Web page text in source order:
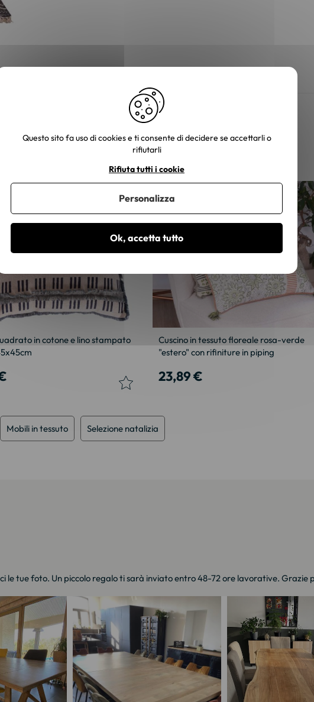
in cotone e lino stampato
Cuscino in tessuto floreale rosa-verde
"estero" con rifiniture in piping
23,89 €
Mobili in tessuto Selezione natalizia
le tue foto. Un piccolo regalo ti sarà inviato entro 48-72 ore lavorative. Grazie
Questo sito fa uso di cookies e ti consente di decidere se accettarli o
rifiutarli
Ok, accetta tutto
Rifiuta tutti i cookie
Personalizza